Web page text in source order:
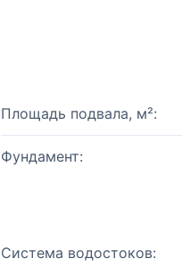
Площадь подвала, м²:
Фундамент:
Система водостоков: